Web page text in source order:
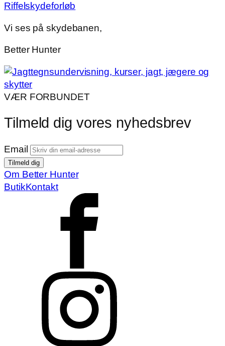
Riffelskydeforløb
Vi ses på skydebanen,
Better Hunter
VÆR FORBUNDET
Tilmeld dig vores nyhedsbrev
Email
Om Better Hunter
ButikKontakt